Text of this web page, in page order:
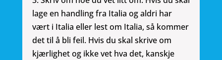
lage en handling fra Italia og aldri har
vært i Italia eller lest om Italia, så kommer
det til å bli feil. Hvis du skal skrive om
kjærlighet og ikke vet hva det, kanskje